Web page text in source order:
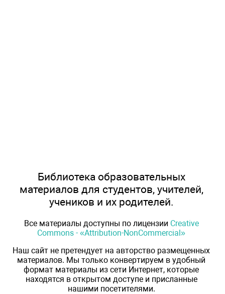
Библиотека образовательных
материалов для студентов, учителей,
учеников и их родителей.
Все материалы доступны по лицензии Creative
Commons - «Attribution-NonCommercial»
Наш сайт не претендует на авторство размещенных
материалов. Мы только конвертируем в удобный
формат материалы из сети Интернет, которые
находятся в открытом доступе и присланные
нашими посетителями.